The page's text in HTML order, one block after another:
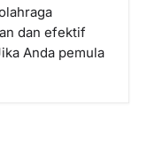
dan efektif
Anda pemula